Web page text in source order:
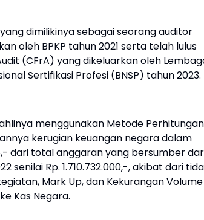
dimilikinya sebagai seorang auditor
oleh BPKP tahun 2021 serta telah lulus
(CFrA) yang dikeluarkan oleh
Sertifikasi Profesi (BNSP) tahun 2023.
menggunakan Metode Perhitungan
kerugian keuangan negara dalam
dari total anggaran yang bersumber
senilai Rp. 1.710.732.000,-, akibat dari
Mark Up, dan Kekurangan Volume
Kas Negara.